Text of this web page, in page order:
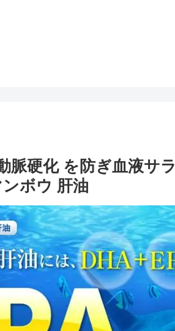
脈硬化 を防ぎ血液サ
ボウ 肝油